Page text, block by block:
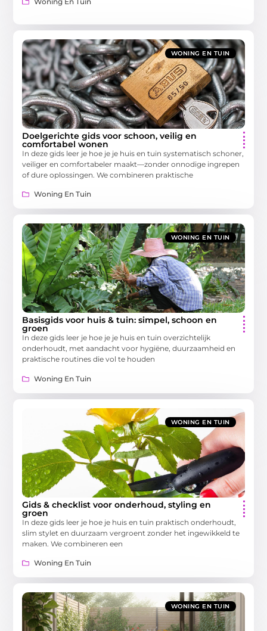
WONING EN TUIN
Doelgerichte gids voor schoon, veilig en
comfortabel wonen
In deze gids leer je hoe je je huis en tuin systematisch schoner,
veiliger en comfortabeler maakt—zonder onnodige ingrepen
of dure oplossingen. We combineren praktische
Woning En Tuin
WONING EN TUIN
Basisgids voor huis & tuin: simpel, schoon en
groen
In deze gids leer je hoe je je huis en tuin overzichtelijk
onderhoudt, met aandacht voor hygiëne, duurzaamheid en
praktische routines die vol te houden
Woning En Tuin
WONING EN TUIN
Gids & checklist voor onderhoud, styling en
groen
In deze gids leer je hoe je huis en tuin praktisch onderhoudt,
slim stylet en duurzaam vergroent zonder het ingewikkeld te
maken. We combineren een
Woning En Tuin
WONING EN TUIN